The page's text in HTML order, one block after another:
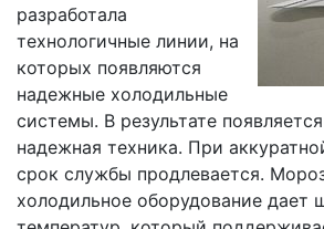
разработала
технологичные линии, на
которых появляются
надежные холодильные
системы. В результате
надежная техника. При
срок службы продлевается.
холодильное оборудование дает